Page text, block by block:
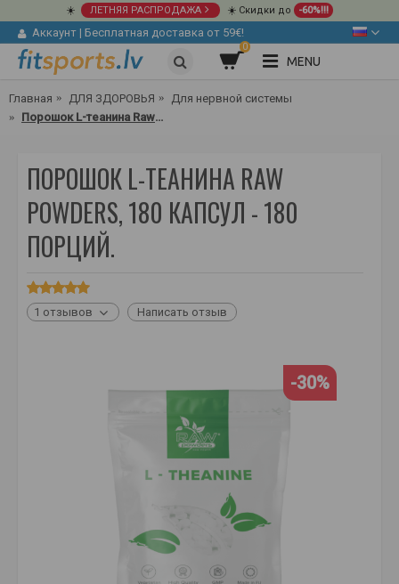
☀️ ЛЕТНЯЯ РАСПРОДАЖА ☀️ Скидки до -60%!!!
Аккаунт | Бесплатная доставка от 59€!
0
MENU
Главная ДЛЯ ЗДОРОВЬЯ
Для нервной системы
Порошок L-теанина Raw Powders, 180 капсул - 180 порций.
ПОРОШОК L-ТЕАНИНА RAW
POWDERS, 180 КАПСУЛ - 180
ПОРЦИЙ.
1 отзывов Написать отзыв
-30%